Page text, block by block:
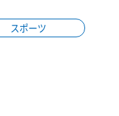
スポーツ